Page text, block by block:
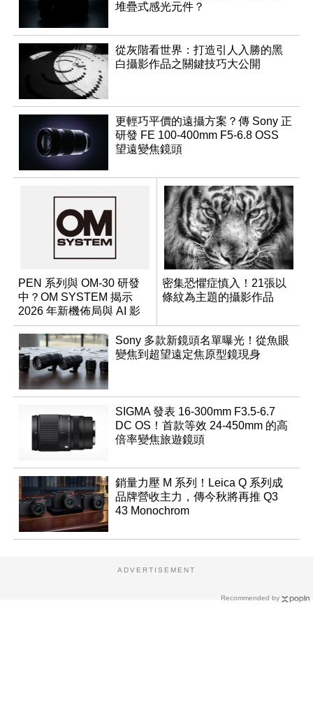
堆疊式感光元件？
從灰階看世界：打造引人入勝的黑
白攝影作品之關鍵技巧大公開
更輕巧平價的遠攝方案？傳 Sony 正
研發 FE 100-400mm F5-6.8 OSS
望遠變焦鏡頭
PEN 系列與 OM-30 研發
中？OM SYSTEM 揭示
2026 年新機佈局與 AI 影
像藍圖
密集恐懼症慎入！21張以
條紋為主題的攝影作品
Sony 多款新鏡頭名單曝光！從魚眼
變焦到超望遠定焦原型鏡現身
SIGMA 發表 16-300mm F3.5-6.7
DC OS！首款等效 24-450mm 的高
倍率變焦旅遊鏡頭
銷量力壓 M 系列！Leica Q 系列成
品牌營收主力，傳今秋將再推 Q3
43 Monochrom
Recommended by
ADVERTISEMENT